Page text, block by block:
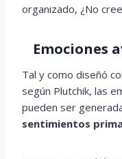
organizado, ¿No
Emociones
Tal y como diseñó
según Plutchik, las
pueden ser
sentimientos